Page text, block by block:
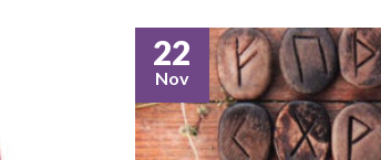
22
Nov